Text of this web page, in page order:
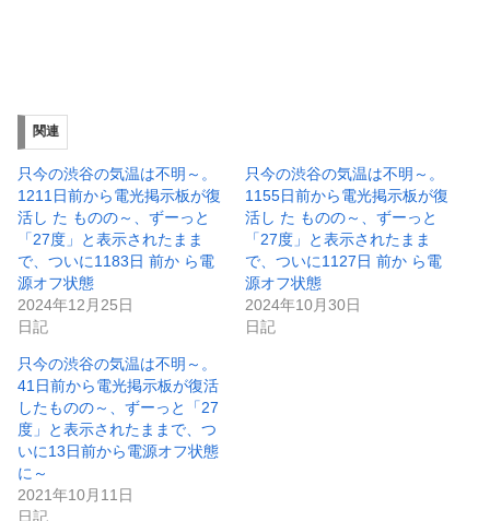
ウ
ィ
ン
ウ
で
開
き
ま
す
)
い
(
新
し
い
ウ
ィ
ン
ウ
で
ま
す
)
関連
只今の渋谷の気温は不明～。
1211日前から電光掲示板が復
活し た ものの～、ずーっと
「27度」と表示されたまま
で、ついに1183日 前か ら電
源オフ状態
2024年12月25日
日記
只今の渋谷の気温は不明～。
1155日前から電光掲示板が復
活し た ものの～、ずーっと
「27度」と表示されたまま
で、ついに1127日 前か ら電
源オフ状態
2024年10月30日
日記
只今の渋谷の気温は不明～。
41日前から電光掲示板が復活
したものの～、ずーっと「27
度」と表示されたままで、つ
いに13日前から電源オフ状態
に～
2021年10月11日
日記